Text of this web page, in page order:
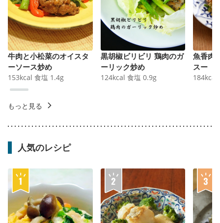
牛肉と小松菜のオイスタ
ーソース炒め
153kcal 食塩 1.4g
黒胡椒ビリビリ 鶏肉のガ
ーリック炒め
124kcal 食塩 0.9g
魚香肉
スー
184kcal
もっと見る
人気のレシピ